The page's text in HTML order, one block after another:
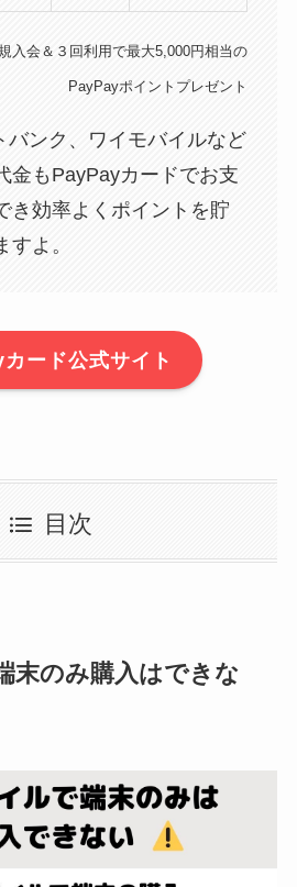
入会＆３回利用で最大5,000円相当の
PayPayポイントプレゼント
バンク、ワイモバイルなど
金もPayPayカードでお支
き効率よくポイントを貯
よ。
ード公式サイト
目次
末のみ購入はできな